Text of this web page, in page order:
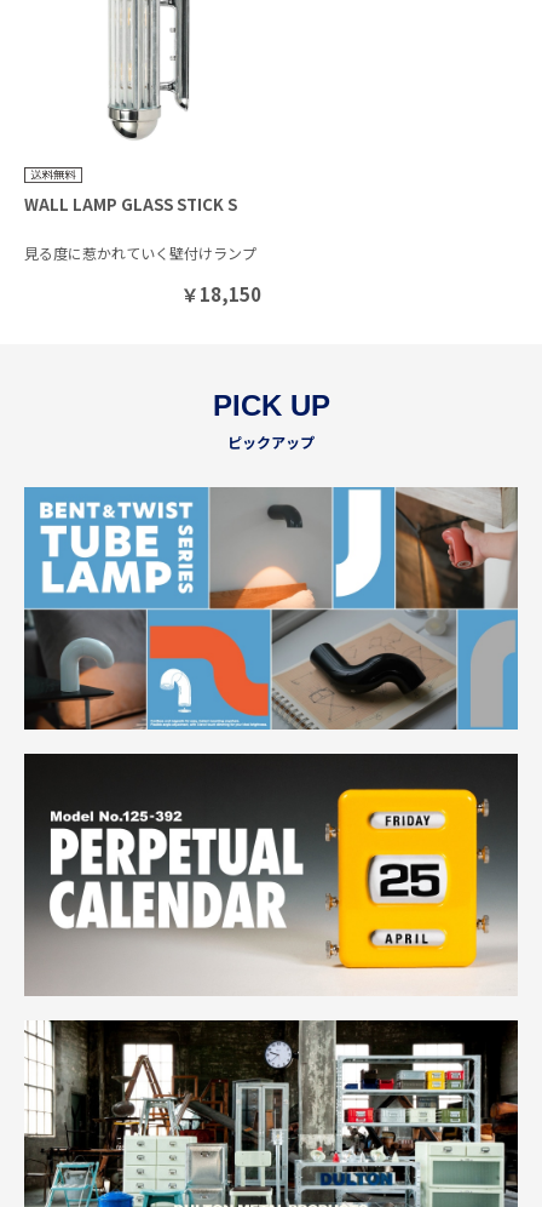
WALL LAMP GLASS STICK S
見る度に惹かれていく壁付けランプ
￥18,150
PICK UP
ピックアップ